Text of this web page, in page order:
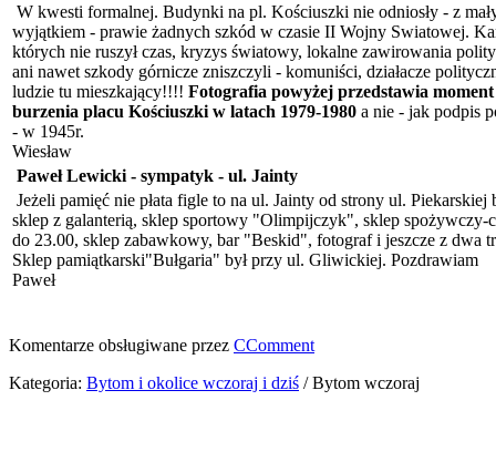
W kwesti formalnej. Budynki na pl. Kościuszki nie odniosły - z
wyjątkiem - prawie żadnych szkód w czasie II Wojny Swiatowej.
których nie ruszył czas, kryzys światowy, lokalne zawirowania
ani nawet szkody górnicze zniszczyli - komuniści, działacze
ludzie tu mieszkający!!!! Fotografia powyżej przedstawia moment
burzenia placu Kościuszki w latach 1979-1980 a nie - jak podpis
- w 1945r.
Wiesław
Paweł Lewicki - sympatyk - ul. Jainty
Jeżeli pamięć nie płata figle to na ul. Jainty od strony ul. Piekarskiej
sklep z galanterią, sklep sportowy "Olimpijczyk", sklep spożywczy-
do 23.00, sklep zabawkowy, bar "Beskid", fotograf i jeszcze z dwa
Sklep pamiątkarski"Bułgaria" był przy ul. Gliwickiej. Pozdrawiam
Paweł
Komentarze obsługiwane przez CComment
Kategoria: Bytom i okolice wczoraj i dziś /Bytom wczoraj